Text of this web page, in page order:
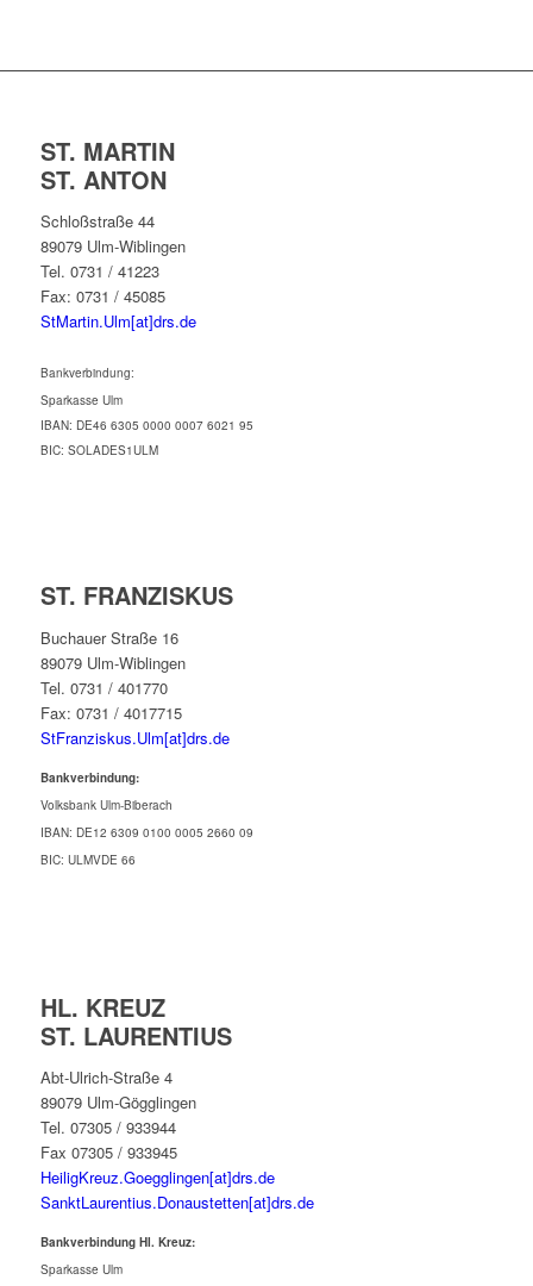
ST. MARTIN
ST. ANTON
Schloßstraße 44
89079 Ulm-Wiblingen
Tel. 0731 / 41223
Fax: 0731 / 45085
StMartin.Ulm[at]drs.de
Bankverbindung:
Sparkasse Ulm
IBAN: DE46 6305 0000 0007 6021 95
BIC: SOLADES1ULM
ST. FRANZISKUS
Buchauer Straße 16
89079 Ulm-Wiblingen
Tel. 0731 / 401770
Fax: 0731 / 4017715
StFranziskus.Ulm[at]drs.de
Bankverbindung:
Volksbank Ulm-Biberach
IBAN: DE12 6309 0100 0005 2660 09
BIC: ULMVDE 66
HL. KREUZ
ST. LAURENTIUS
Abt-Ulrich-Straße 4
89079 Ulm-Gögglingen
Tel. 07305 / 933944
Fax 07305 / 933945
HeiligKreuz.Goegglingen[at]drs.de
SanktLaurentius.Donaustetten[at]drs.de
Bankverbindung Hl. Kreuz:
Sparkasse Ulm